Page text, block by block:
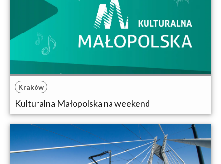
Kraków
Kulturalna Małopolska na weekend